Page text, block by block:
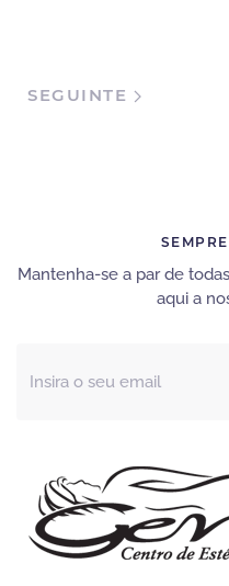
SEGUINTE
Mantenha-se a par de
aqui a